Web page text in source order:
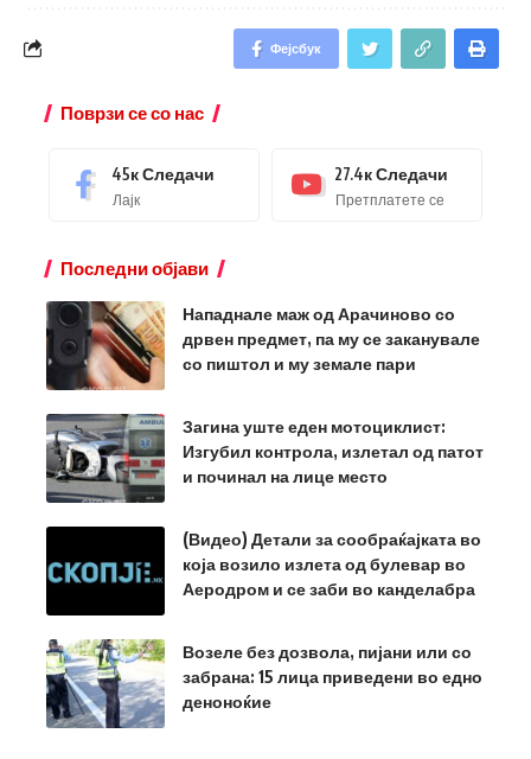
Фејсбук
Поврзи се со нас
45кСледачи
Лајк
27.4кСледачи
Претплатете се
Последни објави
Нападнале маж од Арачиново со
дрвен предмет, па му се заканувале
со пиштол и му земале пари
Загина уште еден мотоциклист:
Изгубил контрола, излетал од патот
и починал на лице место
(Видео) Детали за сообраќајката во
која возило излета од булевар во
Аеродром и се заби во канделабра
Возеле без дозвола, пијани или со
забрана: 15 лица приведени во едно
деноноќие